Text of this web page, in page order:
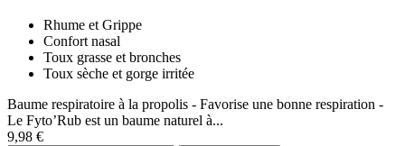
Rhume et Grippe
Confort nasal
Toux grasse et bronches
Toux sèche et gorge irritée
Baume respiratoire à la propolis - Favorise une bonne respiration -
Le Fyto’Rub est un baume naturel à...
9,98 €